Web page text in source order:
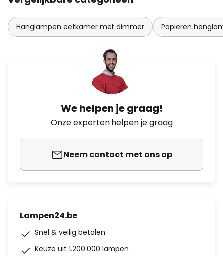
Hanglampen eetkamer met dimmer Papieren
We helpen je graag!
Onze experten helpen je graag
Neem contact met ons op
Lampen24.be
Snel & veilig betalen
Keuze uit 1.200.000 lampen